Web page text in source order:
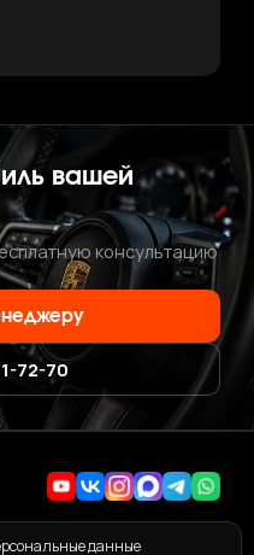
вашей
консультацию
72-70
данные